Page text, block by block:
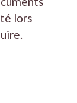
lors